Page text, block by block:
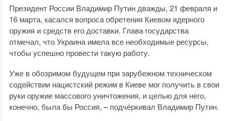
Президент России Владимир Путин дважды, 21 февраля и
16 марта, касался вопроса обретения Киевом ядерного
оружия и средств его доставки. Глава государства
отмечал, что Украина имела все необходимые ресурсы,
чтобы успешно провести такую работу.
Уже в обозримом будущем при зарубежном техническом
содействии нацистский режим в Киеве мог получить в свои
руки оружие массового уничтожения, и целью для него,
конечно, была бы Россия, – подчёркивал Владимир Путин.